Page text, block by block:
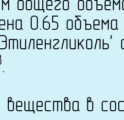
общего
0.65
.
вещества в